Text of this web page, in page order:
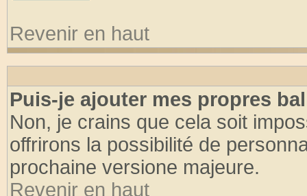
Revenir en haut
Puis-je ajouter mes propres
Non, je crains que cela soit
offrirons la possibilité de
prochaine versione majeure.
Revenir en haut